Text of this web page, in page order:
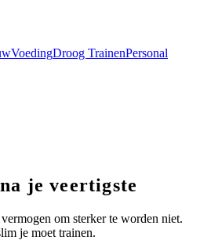
VoedingDroog TrainenPersonal
je veertigste
om sterker te worden niet.
je moet trainen.